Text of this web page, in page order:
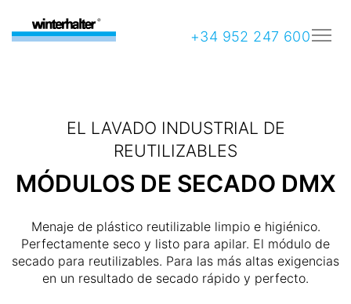
+34 952 247 600
EL LAVADO INDUSTRIAL DE
REUTILIZABLES
MÓDULOS DE SECADO DMX
Menaje de plástico reutilizable limpio e higiénico.
Perfectamente seco y listo para apilar. El módulo de
secado para reutilizables. Para las más altas exigencias
en un resultado de secado rápido y perfecto.